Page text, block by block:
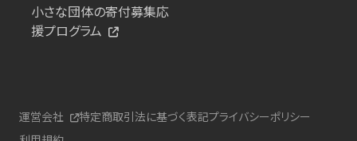
小さな団体の寄付募集応
援プログラム
運営会社 特定商取引法に基づく表記プライバシーポリシー